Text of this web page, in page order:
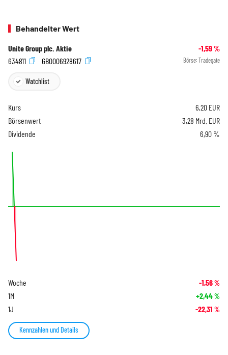
Behandelter Wert
Unite Group plc. Aktie -1,59%
634811
GB0006928617 Börse: Tradegate
Watchlist
Kurs 6,20 EUR
Börsenwert
3,28 Mrd. EUR
Dividende
6,90 %
Woche -1,56%
1M +2,44%
1J -22,31 %
Kennzahlen und Details